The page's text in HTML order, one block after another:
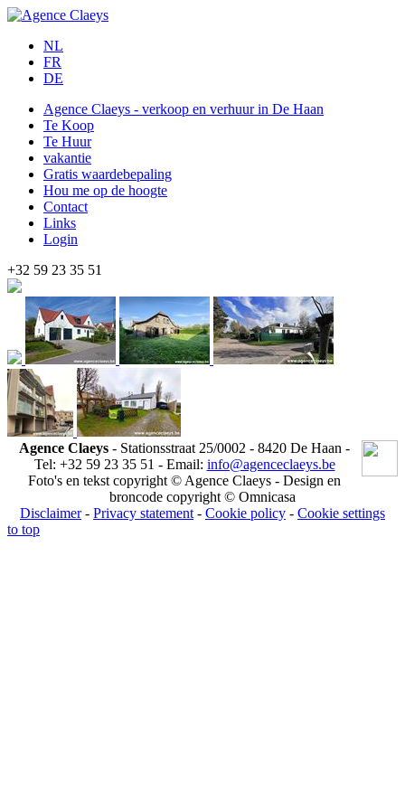
NL
FR
DE
Agence Claeys - verkoop en verhuur in De Haan
Te Koop
Te Huur
vakantie
Gratis waardebepaling
Hou me op de hoogte
Contact
Links
Login
+32 59 23 35 51
Agence Claeys - Stationsstraat 25/0002 - 8420 De Haan -
Tel: +32 59 23 35 51 - Email: info@agenceclaeys.be
Foto's en tekst copyright © Agence Claeys - Design en
broncode copyright © Omnicasa
Disclaimer- Privacy statement - Cookie policy - Cookie settings
to top